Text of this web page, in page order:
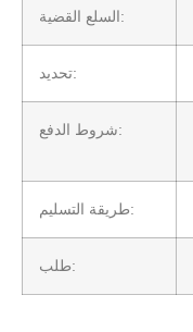
السلع القضية:
تحديد:
شروط الدفع:
طريقة التسليم:
طلب: